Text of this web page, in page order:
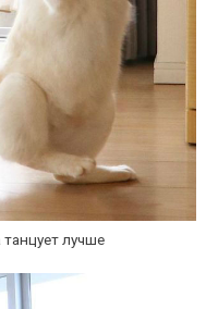
танцует лучше